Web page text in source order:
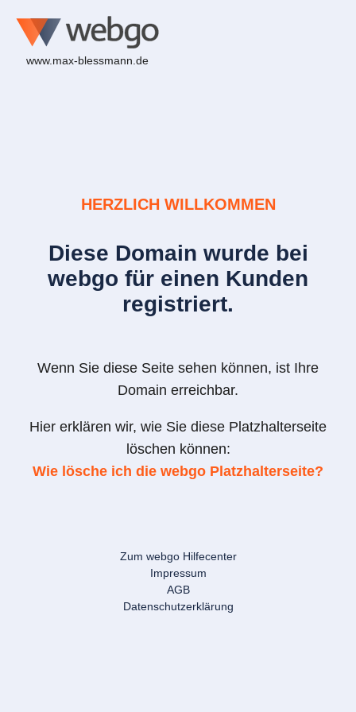
www.max-blessmann.de
HERZLICH WILLKOMMEN
Diese Domain wurde bei
webgo für einen Kunden
registriert.
Wenn Sie diese Seite sehen können, ist Ihre
Domain erreichbar.
Hier erklären wir, wie Sie diese Platzhalterseite
löschen können:
Wie lösche ich die webgo Platzhalterseite?
Zum webgo Hilfecenter
Impressum
AGB
Datenschutzerklärung